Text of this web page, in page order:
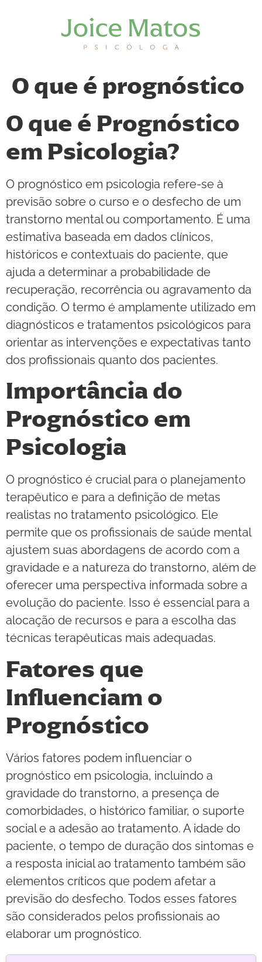
O que é prognóstico
O que é Prognóstico
em Psicologia?
O prognóstico em psicologia refere-se à
previsão sobre o curso e o desfecho de um
transtorno mental ou comportamento. É uma
estimativa baseada em dados clínicos,
históricos e contextuais do paciente, que
ajuda a determinar a probabilidade de
recuperação, recorrência ou agravamento da
condição. O termo é amplamente utilizado em
diagnósticos e tratamentos psicológicos para
orientar as intervenções e expectativas tanto
dos profissionais quanto dos pacientes.
Importância do
Prognóstico em
Psicologia
O prognóstico é crucial para o planejamento
terapêutico e para a definição de metas
realistas no tratamento psicológico. Ele
permite que os profissionais de saúde mental
ajustem suas abordagens de acordo com a
gravidade e a natureza do transtorno, além de
oferecer uma perspectiva informada sobre a
evolução do paciente. Isso é essencial para a
alocação de recursos e para a escolha das
técnicas terapêuticas mais adequadas.
Fatores que
Influenciam o
Prognóstico
Vários fatores podem influenciar o
prognóstico em psicologia, incluindo a
gravidade do transtorno, a presença de
comorbidades, o histórico familiar, o suporte
social e a adesão ao tratamento. A idade do
paciente, o tempo de duração dos sintomas e
a resposta inicial ao tratamento também são
elementos críticos que podem afetar a
previsão do desfecho. Todos esses fatores
são considerados pelos profissionais ao
elaborar um prognóstico.